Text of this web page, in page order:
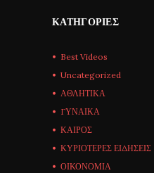
ΚΑΤΗΓΟΡΊΕΣ
Best Videos
Uncategorized
ΑΘΛΗΤΙΚΑ
ΓΥΝΑΙΚΑ
ΚΑΙΡΟΣ
ΚΥΡΙΟΤΕΡΕΣ ΕΙΔΗΣΕΙΣ
ΟΙΚΟΝΟΜΙΑ